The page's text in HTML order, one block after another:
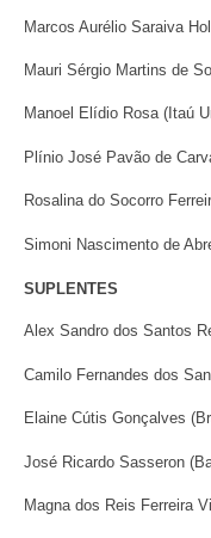
Marcos Aurélio Saraiva
Mauri Sérgio Martins de
Manoel Elídio Rosa (Itaú
Plínio José Pavão de
Rosalina do Socorro
Simoni Nascimento de
SUPLENTES
Alex Sandro dos Santos
Camilo Fernandes dos
Elaine Cútis Gonçalves
José Ricardo Sasseron
Magna dos Reis Ferreira